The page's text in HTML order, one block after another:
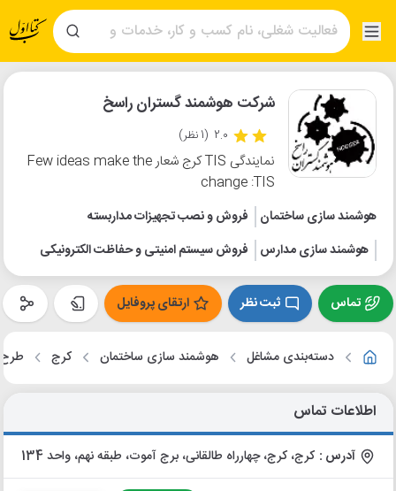
شرکت هوشمند گستران راسخ
2.0 (1 نظر)
نمایندگی TIS کرج شعار Few ideas make the
change :TIS
هوشمند سازی ساختمان
فروش و نصب تجهیزات مداربسته
هوشمند سازی مدارس
فروش سیستم امنیتی و حفاظت الکترونیکی
تماس ثبت نظر ارتقای پروفایل
دسته‌بندی مشاغل هوشمند سازی ساختمان کرج
اطلاعات تماس
آدرس : کرج، کرج، چهارراه طالقانی، برج آموت، طبقه نهم، واحد 134